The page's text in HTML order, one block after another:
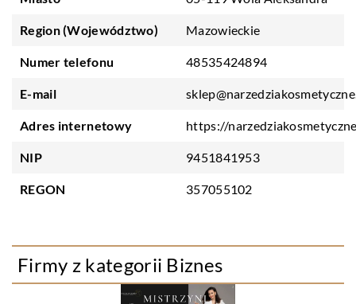
Region (Województwo) Mazowieckie
Numer telefonu 48535424894
E-mail
Adres internetowy https://
NIP 9451841953
REGON 357055102
Firmy z kategorii Biznes